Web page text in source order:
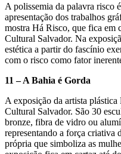
A polissemia da palavra risco
apresentação dos trabalhos
mostra Há Risco, que fica em
Cultural Salvador. Na
estética a partir do fascínio
com o risco como fator
11 – A Bahia é Gorda
A exposição da artista
Cultural Salvador. São 30
bronze, fibra de vidro ou
representando a força criativa
própria que simboliza as